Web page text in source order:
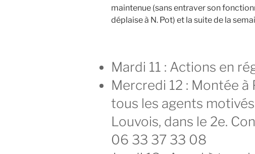
maintenue (sans entraver son
déplaise à N. Pot) et la suite de la
Mardi 11 : Actions en
Mercredi 12 : Montée à
tous les agents
Louvois, dans le 2e.
06 33 37 33 08